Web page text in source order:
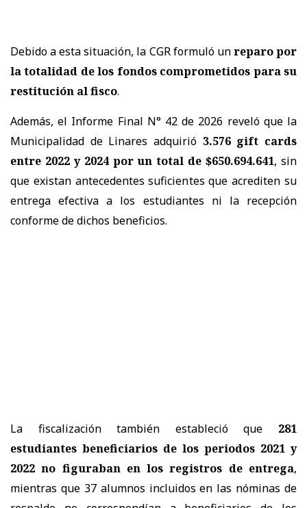
Debido a esta situación, la CGR formuló unreparo por
la totalidad de los fondos comprometidos para su
restitución al fisco.
Además, el Informe Final N° 42 de 2026 reveló que la
Municipalidad de Linares adquirió 3.576 gift cards
entre 2022 y 2024 por un total de $650.694.641, sin
que existan antecedentes suficientes que acrediten su
entrega efectiva a los estudiantes ni la recepción
conforme de dichos beneficios.
La fiscalización también estableció que 281
estudiantes beneficiarios de los periodos 2021 y
2022 no figuraban en los registros de entrega,
mientras que 37 alumnos incluidos en las nóminas de